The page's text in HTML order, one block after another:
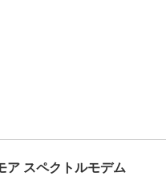
ア スペクトルモデム